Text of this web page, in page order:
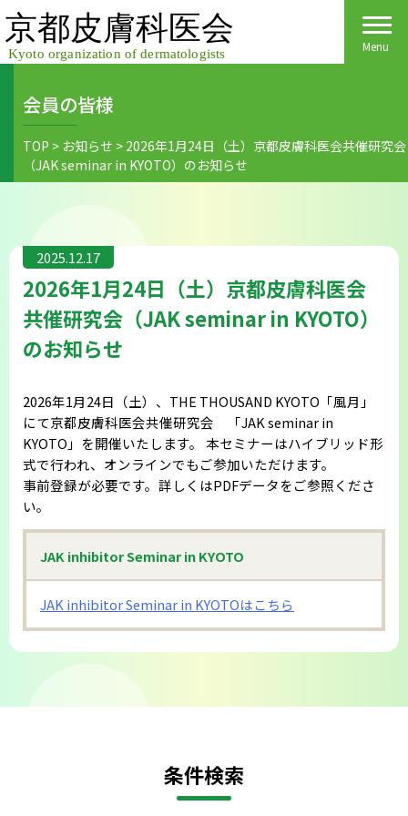
Skip
to
content
Menu
Home
皮膚科医会について
医院検索
皮膚の日
皮膚の病気
医療関係者の皆様へ
会員様へごあいさつ
活動報告
会員様へ
各種手続き
保険診療
会則
会員の皆様
TOP > お知らせ > 2026年1月24日（土）京都皮膚科医会共催研究会
（JAK seminar in KYOTO）のお知らせ
2025.12.17
2026年1月24日（土）京都皮膚科医会
共催研究会（JAK seminar in KYOTO）
のお知らせ
2026年1月24日（土）、THE THOUSAND KYOTO「風月」
にて京都皮膚科医会共催研究会 「JAK seminar in
KYOTO」を開催いたします。 ​本セミナーはハイブリッド形
式で行われ、オンラインでもご参加いただけます。
事前登録が必要です。詳しくはPDFデータをご参照くださ
い。
JAK inhibitor Seminar in KYOTO
JAK inhibitor Seminar in KYOTOはこちら
条件検索